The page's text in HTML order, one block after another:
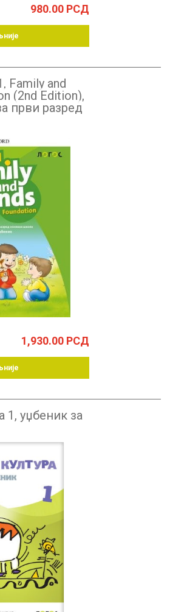
980.00 РСД
Family and
(2nd Edition),
први разред
1,930.00 РСД
1, уџбеник за